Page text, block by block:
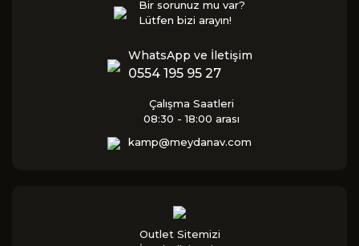
Bir sorunuz mu var?
Lütfen bizi arayın!
WhatsApp ve İletişim
0554 195 95 27
Çalışma Saatleri
08:30 - 18:00 arası
kamp@meydanav.com
Outlet Sitemizi